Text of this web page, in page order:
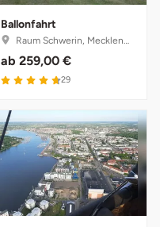
Ballonfahrt
Raum Schwerin, Mecklenburg-Vorpommern
ab 259,00 €
29